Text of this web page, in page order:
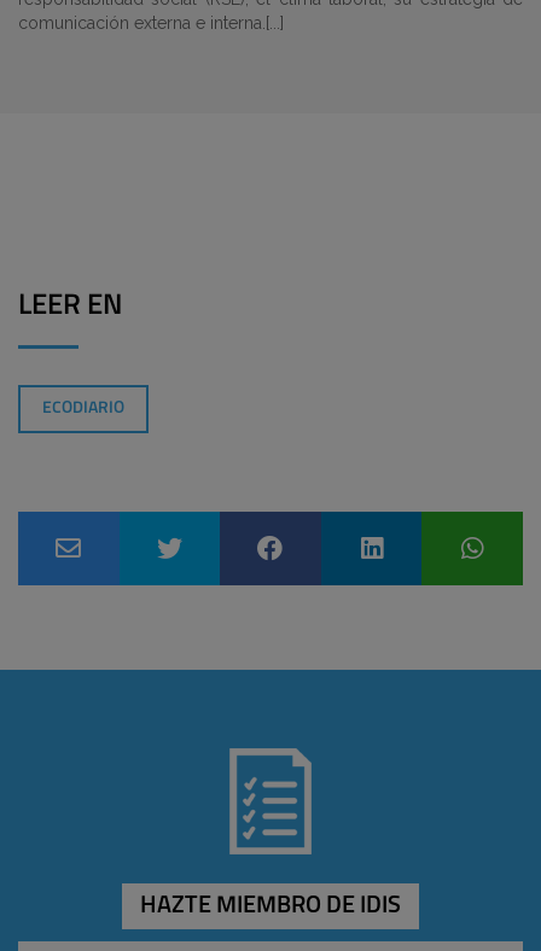
comunicación externa e interna.[...]
LEER EN
ECODIARIO
HAZTE MIEMBRO DE IDIS